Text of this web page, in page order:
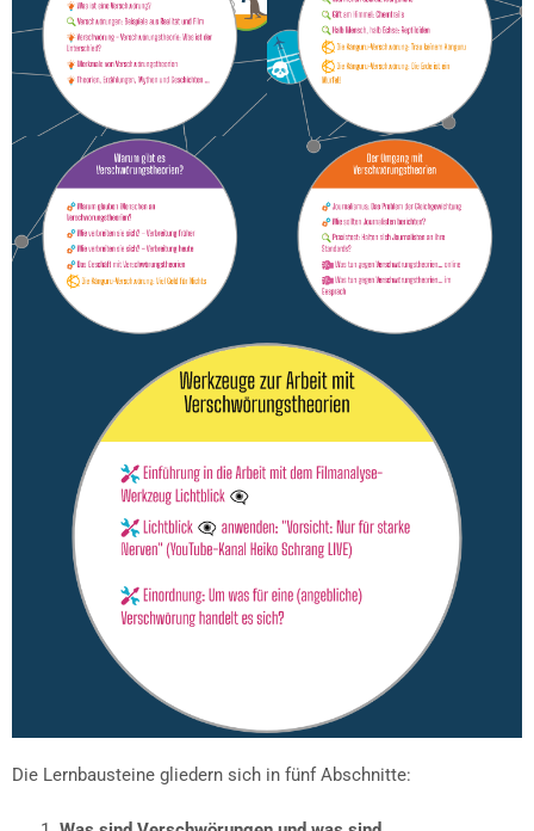
Die Lernbausteine gliedern sich in fünf Abschnitte: